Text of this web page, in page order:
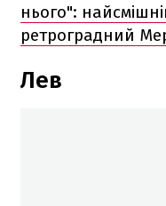
нього":
ретроградний
Лев